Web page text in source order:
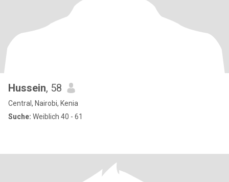
Hussein, 58
Central, Nairobi, Kenia
Suche: Weiblich 40 - 61